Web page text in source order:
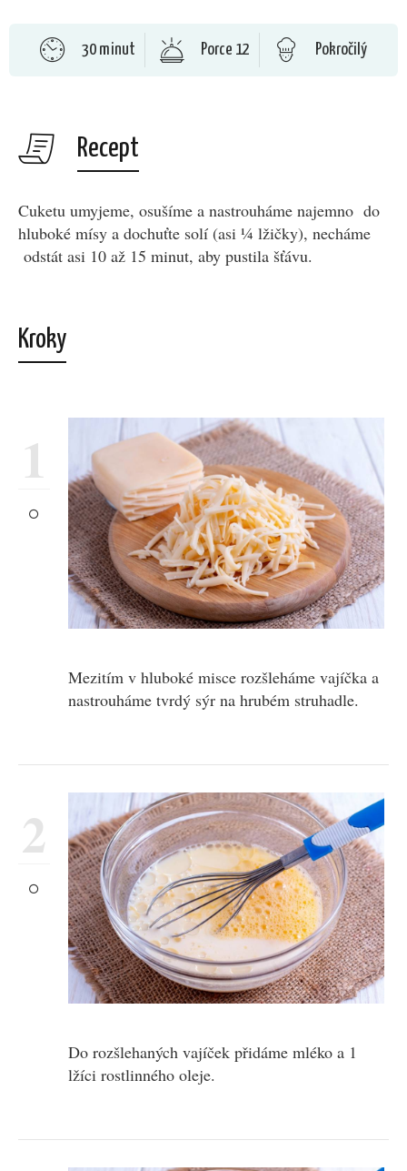
30 minut Porce 12 Pokročilý
Recept
Cuketu umyjeme, osušíme a nastrouháme najemno do
hluboké mísy a dochuťte solí (asi ¼ lžičky), necháme
odstát asi 10 až 15 minut, aby pustila šťávu.
Kroky
1
Mezitím v hluboké misce rozšleháme vajíčka a
nastrouháme tvrdý sýr na hrubém struhadle.
2
Do rozšlehaných vajíček přidáme mléko a 1
lžíci rostlinného oleje.